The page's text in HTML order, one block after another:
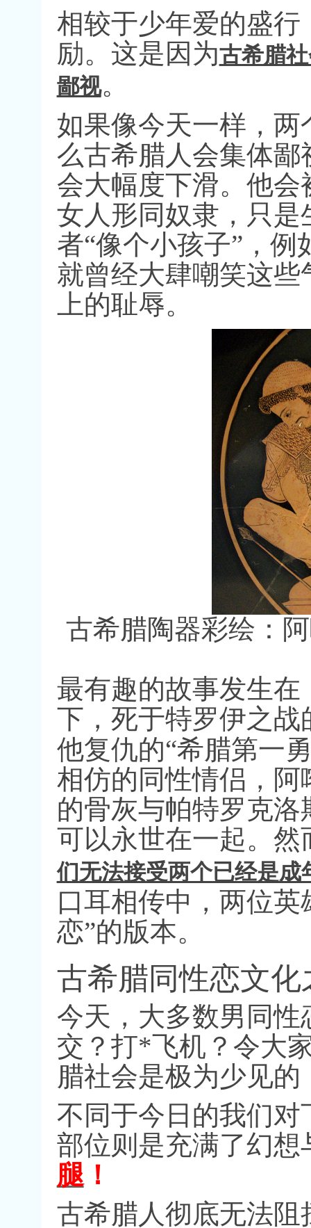
相较于少年爱的盛
励。这是因为古希腊
鄙视。
如果像今天一样，
么古希腊人会集体鄙
会大幅度下滑。他会
女人形同奴隶，只
者“像个小孩子” ，
就曾经大肆嘲笑这
上的耻辱。
古希腊陶器彩绘：
最有趣的故事发生
下，死于特罗伊之战
他复仇的“希腊第一
相仿的同性情侣，
的骨灰与帕特罗克
可以永世在一起。
们无法接受两个已经是
口耳相传中，两位
恋”的版本。
古希腊同性恋文
今天，大多数男同
交？打* 飞机？令大
腊社会是极为少见的
不同于今日的我们对
部位则是充满了幻想
腿 ！
古希腊人彻底无法阻